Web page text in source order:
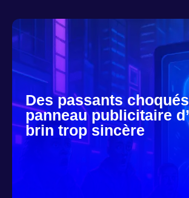
Des passants
panneau publicitaire
brin trop sincère